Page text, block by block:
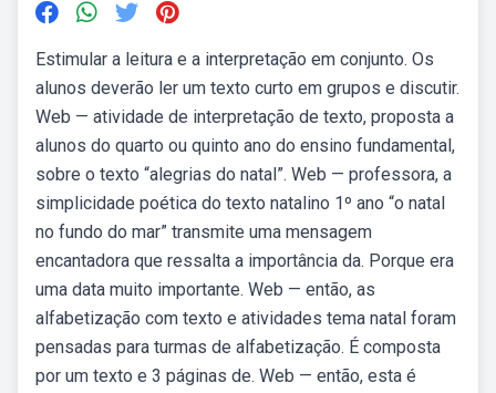
Estimular a leitura e a interpretação em conjunto. Os
alunos deverão ler um texto curto em grupos e discutir.
Web — atividade de interpretação de texto, proposta a
alunos do quarto ou quinto ano do ensino fundamental,
sobre o texto “alegrias do natal”. Web — professora, a
simplicidade poética do texto natalino 1º ano “o natal
no fundo do mar” transmite uma mensagem
encantadora que ressalta a importância da. Porque era
uma data muito importante. Web — então, as
alfabetização com texto e atividades tema natal foram
pensadas para turmas de alfabetização. É composta
por um texto e 3 páginas de. Web — então, esta é